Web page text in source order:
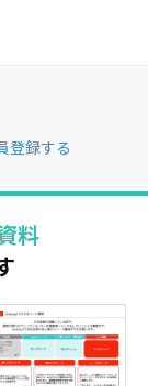
登録する
料